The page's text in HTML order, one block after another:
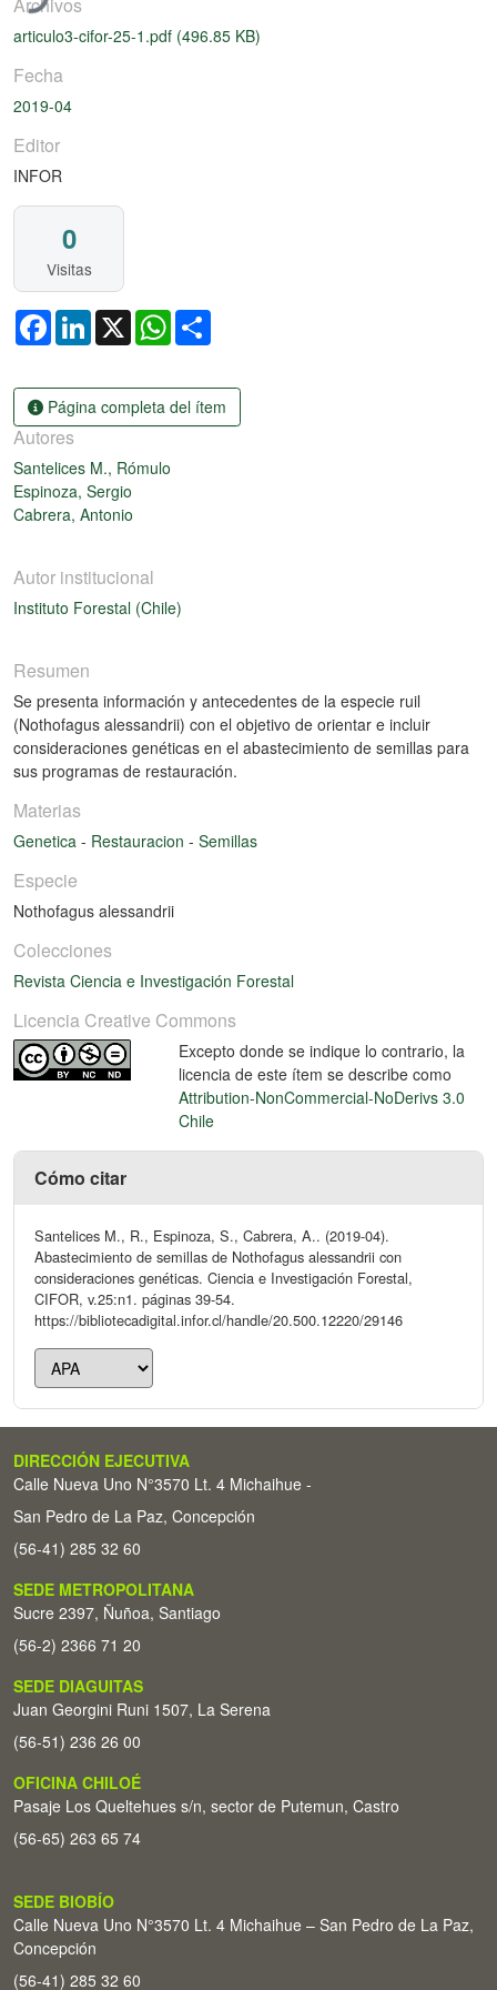
Archivos
articulo3-cifor-25-1.pdf (496.85 KB)
Fecha
2019-04
Editor
INFOR
0
Visitas
FacebookLinkedIn
X WhatsApp
Página completa del ítem
Autores
Santelices M., Rómulo
Espinoza, Sergio
Cabrera, Antonio
Autor institucional
Instituto Forestal (Chile)
Resumen
Se presenta información y antecedentes de la especie ruil
(Nothofagus alessandrii) con el objetivo de orientar e incluir
consideraciones genéticas en el abastecimiento de semillas para
sus programas de restauración.
Materias
Genetica - Restauracion - Semillas
Especie
Nothofagus alessandrii
Colecciones
Revista Ciencia e Investigación Forestal
Licencia Creative Commons
Excepto donde se indique lo contrario, la
licencia de este ítem se describe como
Attribution-NonCommercial-NoDerivs 3.0
Chile
Cómo citar
Santelices M., R., Espinoza, S., Cabrera, A.. (2019-04).
Abastecimiento de semillas de Nothofagus alessandrii con
consideraciones genéticas. Ciencia e Investigación Forestal,
CIFOR, v.25:n1. páginas 39-54.
https://bibliotecadigital.infor.cl/handle/20.500.12220/29146
DIRECCIÓN EJECUTIVA
Calle Nueva Uno N°3570 Lt. 4 Michaihue -
San Pedro de La Paz, Concepción
(56-41) 285 32 60
SEDE METROPOLITANA
Sucre 2397, Ñuñoa, Santiago
(56-2) 2366 71 20
SEDE DIAGUITAS
Juan Georgini Runi 1507, La Serena
(56-51) 236 26 00
OFICINA CHILOÉ
Pasaje Los Queltehues s/n, sector de Putemun, Castro
(56-65) 263 65 74
SEDE BIOBÍO
Calle Nueva Uno N°3570 Lt. 4 Michaihue – San Pedro de La Paz,
Concepción
(56-41) 285 32 60